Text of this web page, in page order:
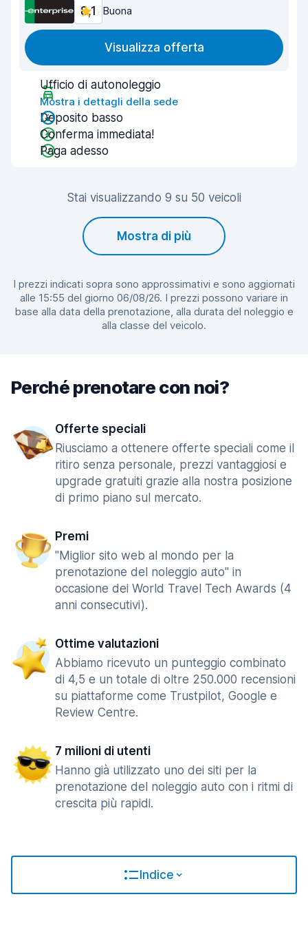
8,1 Buona
Visualizza offerta
Ufficio di autonoleggio
Mostra i dettagli della sede
Deposito basso
Conferma immediata!
Paga adesso
Stai visualizzando 9 su 50 veicoli
Mostra di più
I prezzi indicati sopra sono approssimativi e sono aggiornati
alle 15:55 del giorno 06/08/26. I prezzi possono variare in
base alla data della prenotazione, alla durata del noleggio e
alla classe del veicolo.
Perché prenotare con noi?
Offerte speciali
Riusciamo a ottenere offerte speciali come il
ritiro senza personale, prezzi vantaggiosi e
upgrade gratuiti grazie alla nostra posizione
di primo piano sul mercato.
Premi
"Miglior sito web al mondo per la
prenotazione del noleggio auto" in
occasione dei World Travel Tech Awards (4
anni consecutivi).
Ottime valutazioni
Abbiamo ricevuto un punteggio combinato
di 4,5 e un totale di oltre 250.000 recensioni
su piattaforme come Trustpilot, Google e
Review Centre.
7 milioni di utenti
Hanno già utilizzato uno dei siti per la
prenotazione del noleggio auto con i ritmi di
crescita più rapidi.
Indice